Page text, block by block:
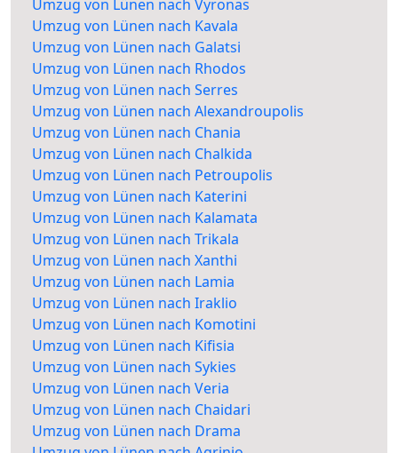
Umzug von Lünen nach Vyronas
Umzug von Lünen nach Kavala
Umzug von Lünen nach Galatsi
Umzug von Lünen nach Rhodos
Umzug von Lünen nach Serres
Umzug von Lünen nach Alexandroupolis
Umzug von Lünen nach Chania
Umzug von Lünen nach Chalkida
Umzug von Lünen nach Petroupolis
Umzug von Lünen nach Katerini
Umzug von Lünen nach Kalamata
Umzug von Lünen nach Trikala
Umzug von Lünen nach Xanthi
Umzug von Lünen nach Lamia
Umzug von Lünen nach Iraklio
Umzug von Lünen nach Komotini
Umzug von Lünen nach Kifisia
Umzug von Lünen nach Sykies
Umzug von Lünen nach Veria
Umzug von Lünen nach Chaidari
Umzug von Lünen nach Drama